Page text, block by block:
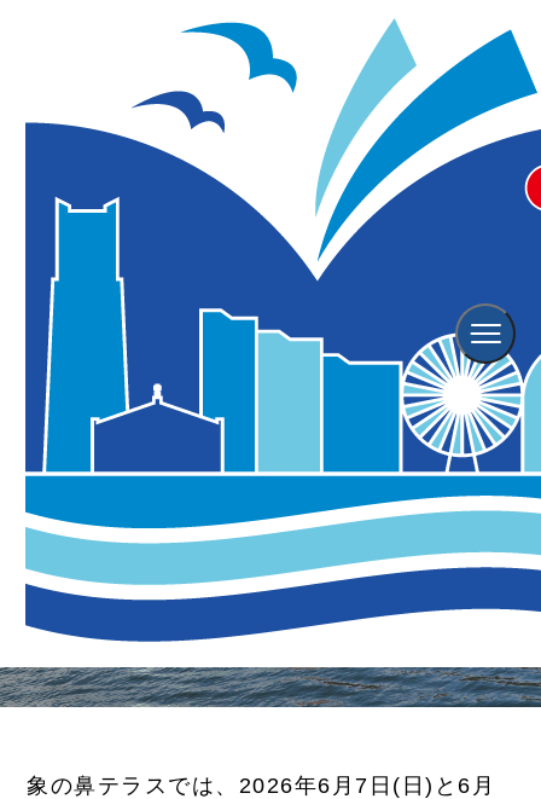
6月 おさんぽクルーズ with
SUITAKU
※こちらのイベントは終了しております。
象の鼻テラスでは、2026年6月7日(日)と6月